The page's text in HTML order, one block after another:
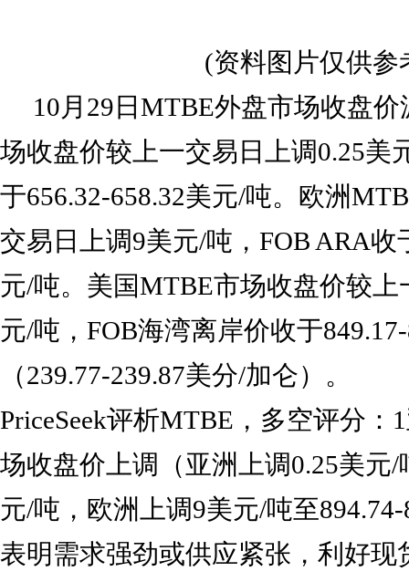
(资料图片仅供参
10月29日MTBE外盘市场收盘
场收盘价较上一交易日上调0.25美
于656.32-658.32美元/吨。欧洲
交易日上调9美元/吨，FOB ARA收
元/吨。美国MTBE市场收盘价较上
元/吨，FOB海湾离岸价收于
（239.77-239.87美分/加仑）。
PriceSeek评析MTBE，多空评分：
场收盘价上调（亚洲上调0.25美元/
元/吨，欧洲上调9美元/吨至
表明需求强劲或供应紧张，利好现